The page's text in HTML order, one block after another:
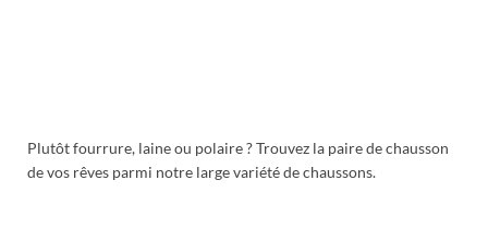
Plutôt fourrure, laine ou polaire ? Trouvez la paire de chausson
de vos rêves parmi notre large variété de chaussons.